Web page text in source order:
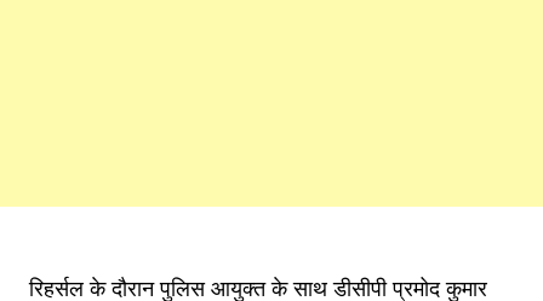
रिहर्सल के दौरान पुलिस आयुक्त के साथ डीसीपी प्रमोद कुमार